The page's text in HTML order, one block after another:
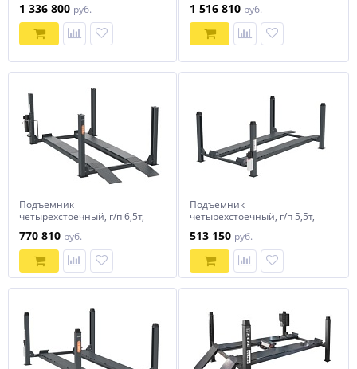
комплектации: 9100, 756708,
672659
1 336 800 руб.
развала
1 516 810 руб.
Подъемник
четырехстоечный, г/п 6,5т,
развала с траверсой в
комплекте.
770 810 руб.
Подъемник
четырехстоечный, г/п 5,5т,
развала
513 150 руб.